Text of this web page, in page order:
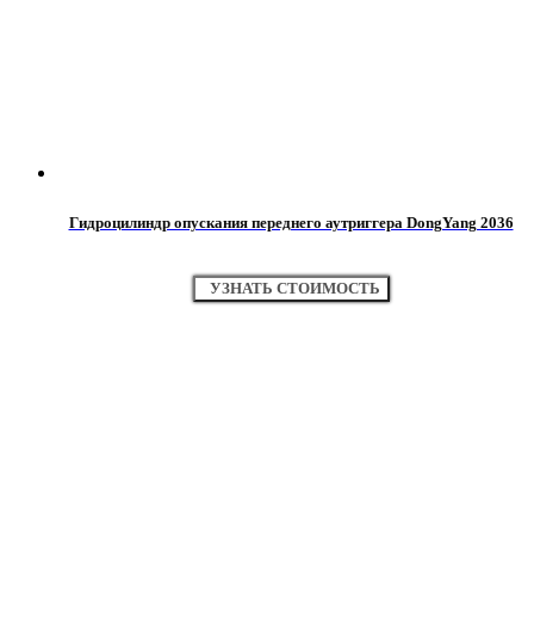
Гидроцилиндр опускания переднего аутриггера DongYang 2036
УЗНАТЬ СТОИМОСТЬ